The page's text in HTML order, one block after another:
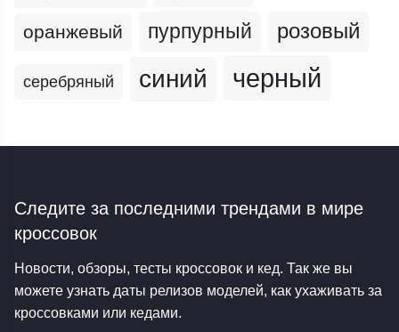
оранжевый пурпурный розовый
серебряный синий черный
Следите за последними трендами в мире
кроссовок
Новости, обзоры, тесты кроссовок и кед. Так же вы
можете узнать даты релизов моделей, как ухаживать за
кроссовками или кедами.